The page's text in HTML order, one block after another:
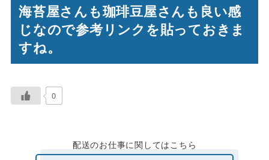
海苔屋さんも珈琲豆屋さんも良い感
じなので参考リンクを貼っておきま
すね。
0
配送のお仕事に関してはこちら